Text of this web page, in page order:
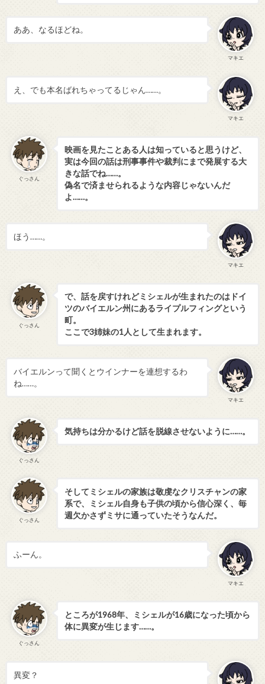
マキエ
ああ、なるほどね。
マキエ
え、でも本名ばれちゃってるじゃん……。
ぐっさん
映画を見たことある人は知っていると思うけど、
実は今回の話は刑事事件や裁判にまで発展する大
きな話でね……。
偽名で済ませられるような内容じゃないんだ
よ……。
マキエ
ほう……。
ぐっさん
で、話を戻すけれどミシェルが生まれたのはドイ
ツのバイエルン州にあるライプルフィングという
町。
ここで3姉妹の1人として生まれます。
マキエ
バイエルンって聞くとウインナーを連想するわ
ね……。
ぐっさん
気持ちは分かるけど話を脱線させないように……。
ぐっさん
そしてミシェルの家族は敬虔なクリスチャンの家
系で、ミシェル自身も子供の頃から信心深く、毎
週欠かさずミサに通っていたそうなんだ。
マキエ
ふーん。
ぐっさん
ところが1968年、ミシェルが16歳になった頃から
体に異変が生じます……。
異変？